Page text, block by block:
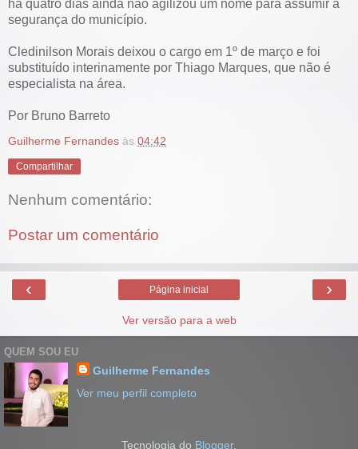
há quatro dias ainda não agilizou um nome para assumir a
segurança do município.
Cledinilson Morais deixou o cargo em 1º de março e foi
substituído interinamente por Thiago Marques, que não é
especialista na área.
Por Bruno Barreto
Guilherme Fernandes às 04:42
Compartilhar
Nenhum comentário:
Postar um comentário
‹ ›
Página inicial
Ver versão para a web
QUEM SOU EU
Guilherme Fernandes
Ver meu perfil completo
Tecnologia do Blogger.